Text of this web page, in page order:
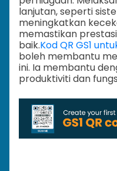
lanjutan, seperti
meningkatkan
memastikan
baik.Kod QR GS1
boleh membantu
ini. Ia membantu
produktiviti dan